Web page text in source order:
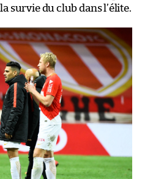
survie du club dans l’élite.